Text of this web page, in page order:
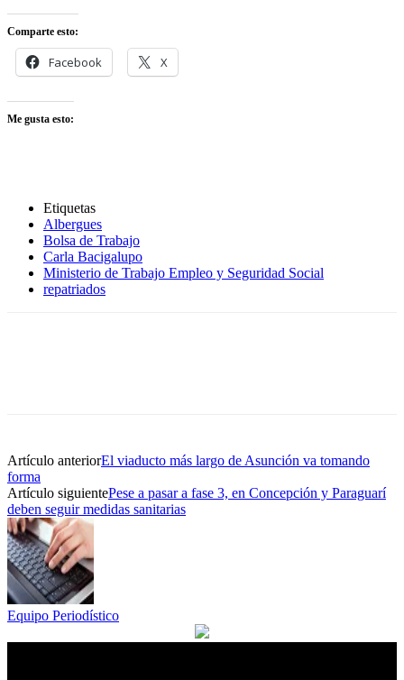
Comparte esto:
Facebook X
Me gusta esto:
Etiquetas
Albergues
Bolsa de Trabajo
Carla Bacigalupo
Ministerio de Trabajo Empleo y Seguridad Social
repatriados
Artículo anteriorEl viaducto más largo de Asunción va tomando
forma
Artículo siguientePese a pasar a fase 3, en Concepción y Paraguarí
deben seguir medidas sanitarias
Equipo Periodístico